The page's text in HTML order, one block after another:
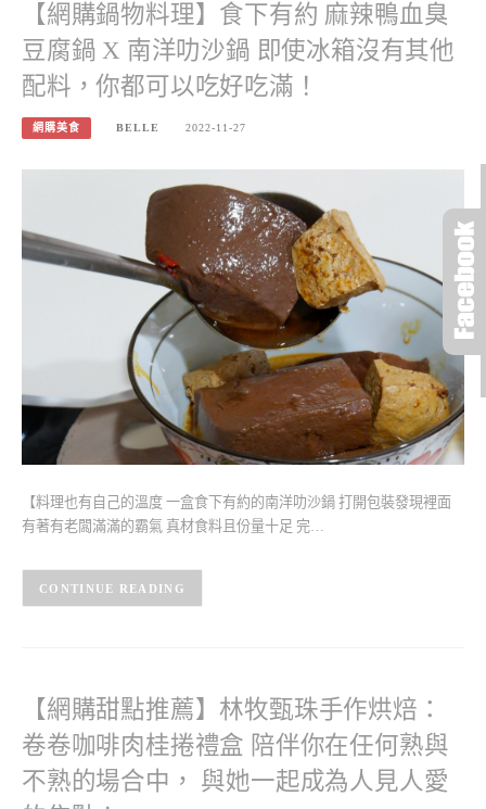
【網購鍋物料理】食下有約 麻辣鴨血臭
豆腐鍋 X 南洋叻沙鍋 即使冰箱沒有其他
配料，你都可以吃好吃滿！
網購美食 BELLE 2022-11-27
【料理也有自己的溫度 一盒食下有約的南洋叻沙鍋 打開包裝發現裡面
有著有老闆滿滿的霸氣 真材食料且份量十足 完…
CONTINUE READING
【網購甜點推薦】林牧甄珠手作烘焙：
卷卷咖啡肉桂捲禮盒 陪伴你在任何熟與
不熟的場合中， 與她一起成為人見人愛